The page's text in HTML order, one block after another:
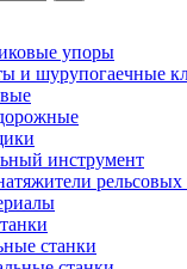
упоры
и шурупогаечные
инструмент
рельсовых
станки